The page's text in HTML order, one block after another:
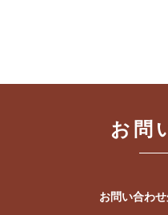
お問
お問い合わ